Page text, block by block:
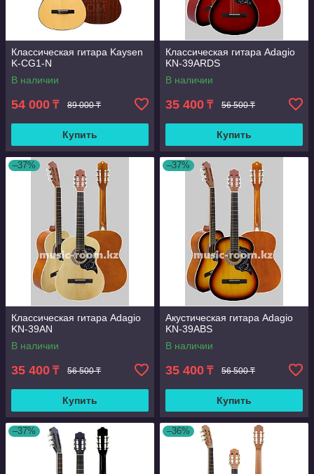
Классическая гитара Kaysen
K-CG1-N
В наличии
54 000 ₸ 89 000 ₸
Купить
Классическая гитара Adagio
KN-39ARDS
В наличии
35 400 ₸ 56 500 ₸
Купить
–37%
Классическая гитара Adagio
KN-39AN
В наличии
35 400 ₸ 56 500 ₸
Купить
–37%
Акустическая гитара Adagio
KN-39ABS
В наличии
35 400 ₸ 56 500 ₸
Купить
–37% –36%